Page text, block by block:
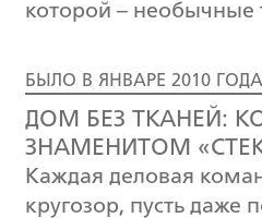
которой – необычные
БЫЛО В ЯНВАРЕ 2010 ГОДА
ДОМ БЕЗ ТКАНЕЙ:
ЗНАМЕНИТОМ
Каждая деловая
кругозор, пусть даже